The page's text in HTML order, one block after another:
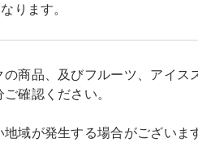
ります。
商品、及びフルーツ、アイス
確認ください。
域が発生する場合がございま